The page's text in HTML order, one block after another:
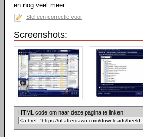
en nog veel meer...
Stel een correctie voor
Screenshots:
HTML code om naar deze pagina te linken: